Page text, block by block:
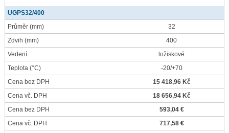
UGPS32/400
Průměr (mm)
32
Zdvih (mm)
400
Vedení
ložiskové
Teplota (°C)
-20/+70
Cena bez DPH
15 418,96 Kč
Cena vč. DPH
18 656,94 Kč
Cena bez DPH
593,04 €
Cena vč. DPH
717,58 €